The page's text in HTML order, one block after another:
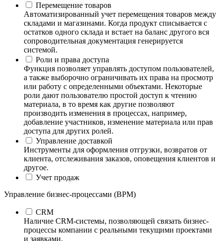
Перемещение товаров
Автоматизированный учет перемещения товаров между
складами и магазинами. Когда продукт списывается с
остатков одного склада и встает на баланс другого вся
сопроводительная документация генерируется
системой.
Роли и права доступа
Функция позволяет управлять доступом пользователей,
а также выборочно ограничивать их права на просмотр
или работу с определенными объектами. Некоторые
роли дают пользователю простой доступ к чтению
материала, в то время как другие позволяют
производить изменения в процессах, например,
добавление участников, изменение материала или прав
доступа для других ролей.
Управление доставкой
Инструменты для оформления отгрузки, возвратов от
клиента, отслеживания заказов, оповещения клиентов и
другое.
Учет продаж
Управление бизнес-процессами (BPM)
CRM
Наличие CRM-системы, позволяющей связать бизнес-
процессы компании с реальными текущими проектами
и заявками.